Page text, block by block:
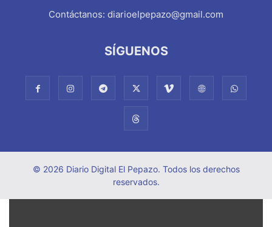
Contáctanos: diarioelpepazo@gmail.com
SÍGUENOS
© 2026 Diario Digital El Pepazo. Todos los derechos
reservados.